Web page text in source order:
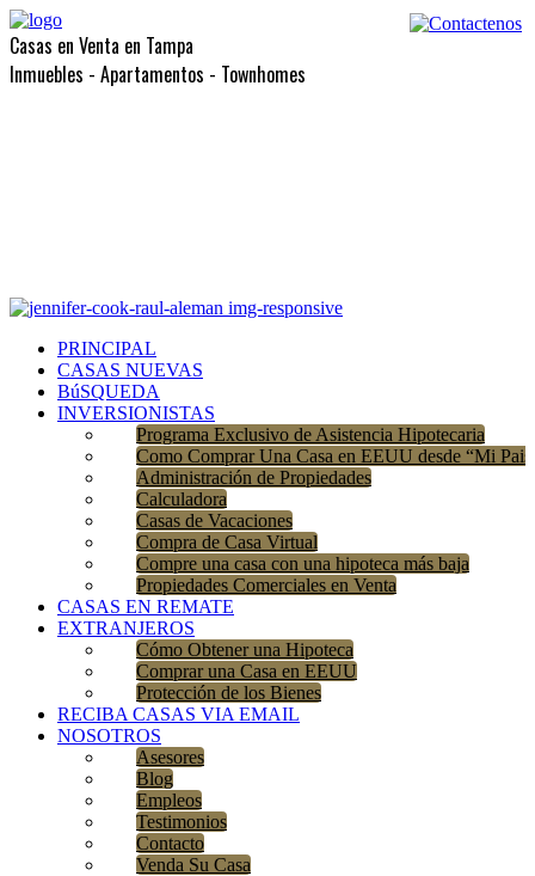
Casas en Venta en Tampa
Inmuebles - Apartamentos - Townhomes
PRINCIPAL
CASAS NUEVAS
BúSQUEDA
INVERSIONISTAS
Programa Exclusivo de Asistencia Hipotecaria
Como Comprar Una Casa en EEUU desde “Mi
Administración de Propiedades
Calculadora
Casas de Vacaciones
Compra de Casa Virtual
Compre una casa con una hipoteca más baja
Propiedades Comerciales en Venta
CASAS EN REMATE
EXTRANJEROS
Cómo Obtener una Hipoteca
Comprar una Casa en EEUU
Protección de los Bienes
RECIBA CASAS VIA EMAIL
NOSOTROS
Asesores
Blog
Empleos
Testimonios
Contacto
Venda Su Casa